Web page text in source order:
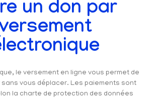
un don par
le versement en ligne vous permet de
vous déplacer. Les paiements sont
la charte de protection des données